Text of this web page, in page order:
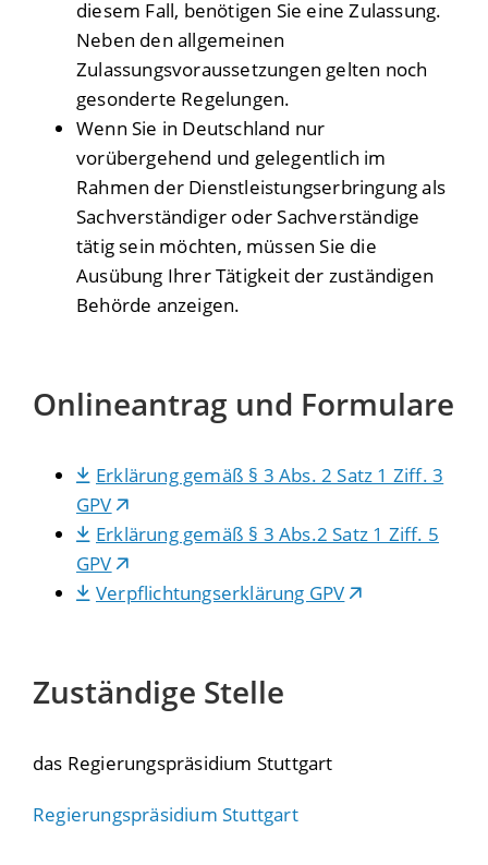
diesem Fall, benötigen Sie eine Zulassung.
Neben den allgemeinen
Zulassungsvoraussetzungen gelten noch
gesonderte Regelungen.
Wenn Sie in Deutschland nur
vorübergehend und gelegentlich im
Rahmen der Dienstleistungserbringung als
Sachverständiger oder Sachverständige
tätig sein möchten, müssen Sie die
Ausübung Ihrer Tätigkeit der zuständigen
Behörde anzeigen.
Onlineantrag und Formulare
Erklärung gemäß § 3 Abs. 2 Satz 1 Ziff. 3
GPV
Erklärung gemäß § 3 Abs.2 Satz 1 Ziff. 5
GPV
Verpflichtungserklärung GPV
Zuständige Stelle
das Regierungspräsidium Stuttgart
Regierungspräsidium Stuttgart